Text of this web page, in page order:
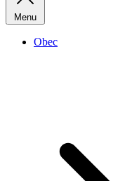
Menu
Obec